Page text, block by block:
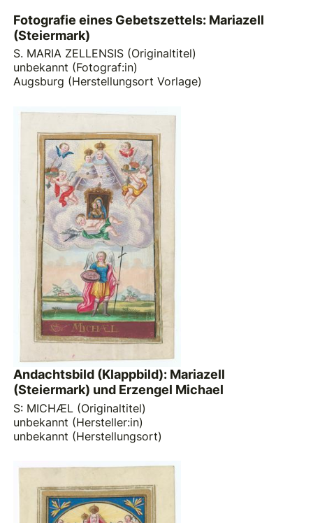
Fotografie eines Gebetszettels: Mariazell
(Steiermark)
S. MARIA ZELLENSIS (Originaltitel)
unbekannt (Fotograf:in)
Augsburg (Herstellungsort Vorlage)
Andachtsbild (Klappbild): Mariazell
(Steiermark) und Erzengel Michael
S: MICHÆL (Originaltitel)
unbekannt (Hersteller:in)
unbekannt (Herstellungsort)